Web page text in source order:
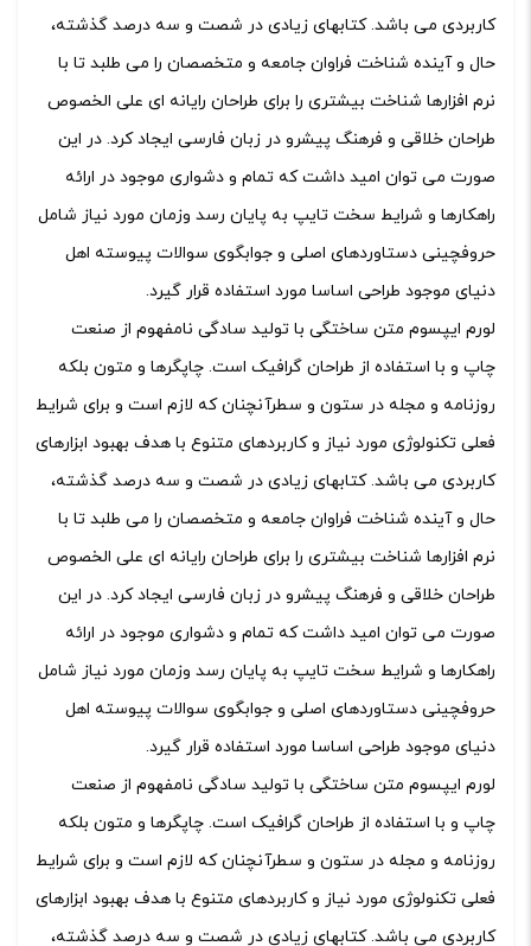
کاربردی می باشد. کتابهای زیادی در شصت و سه درصد گذشته،
حال و آینده شناخت فراوان جامعه و متخصصان را می طلبد تا با
نرم افزارها شناخت بیشتری را برای طراحان رایانه ای علی الخصوص
طراحان خلاقی و فرهنگ پیشرو در زبان فارسی ایجاد کرد. در این
صورت می توان امید داشت که تمام و دشواری موجود در ارائه
راهکارها و شرایط سخت تایپ به پایان رسد وزمان مورد نیاز شامل
حروفچینی دستاوردهای اصلی و جوابگوی سوالات پیوسته اهل
دنیای موجود طراحی اساسا مورد استفاده قرار گیرد.
لورم ایپسوم متن ساختگی با تولید سادگی نامفهوم از صنعت
چاپ و با استفاده از طراحان گرافیک است. چاپگرها و متون بلکه
روزنامه و مجله در ستون و سطرآنچنان که لازم است و برای شرایط
فعلی تکنولوژی مورد نیاز و کاربردهای متنوع با هدف بهبود ابزارهای
کاربردی می باشد. کتابهای زیادی در شصت و سه درصد گذشته،
حال و آینده شناخت فراوان جامعه و متخصصان را می طلبد تا با
نرم افزارها شناخت بیشتری را برای طراحان رایانه ای علی الخصوص
طراحان خلاقی و فرهنگ پیشرو در زبان فارسی ایجاد کرد. در این
صورت می توان امید داشت که تمام و دشواری موجود در ارائه
راهکارها و شرایط سخت تایپ به پایان رسد وزمان مورد نیاز شامل
حروفچینی دستاوردهای اصلی و جوابگوی سوالات پیوسته اهل
دنیای موجود طراحی اساسا مورد استفاده قرار گیرد.
لورم ایپسوم متن ساختگی با تولید سادگی نامفهوم از صنعت
چاپ و با استفاده از طراحان گرافیک است. چاپگرها و متون بلکه
روزنامه و مجله در ستون و سطرآنچنان که لازم است و برای شرایط
فعلی تکنولوژی مورد نیاز و کاربردهای متنوع با هدف بهبود ابزارهای
کاربردی می باشد. کتابهای زیادی در شصت و سه درصد گذشته،